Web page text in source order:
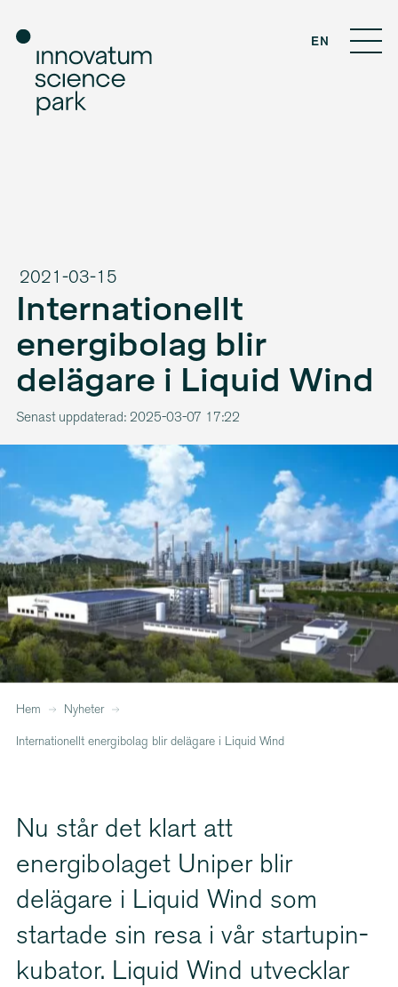
EN
2021-03-15
Inter­na­tio­nellt
energibolag blir
delägare i Liquid Wind
Senast uppdaterad: 2025-03-07 17:22
Hem Nyheter
Internationellt energibolag blir delägare i Liquid Wind
Nu står det klart att
energibolaget Uniper blir
delägare i Liquid Wind som
startade sin resa i vår startu­pin­
ku­bator. Liquid Wind utvecklar